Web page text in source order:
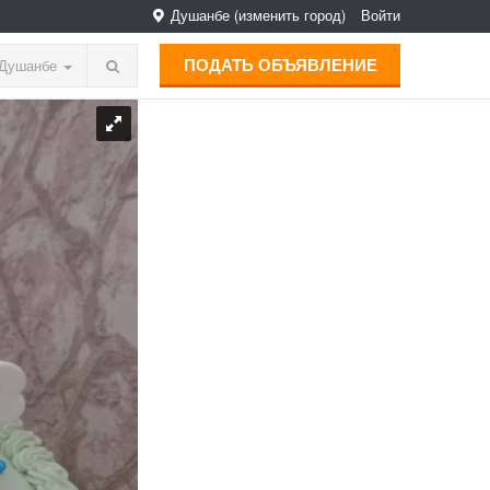
Душанбе (изменить город) Войти
ПОДАТЬ ОБЪЯВЛЕНИЕ